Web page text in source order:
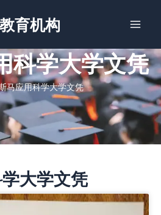
育机构
科学大学文凭
马应用科学大学文凭
大学文凭